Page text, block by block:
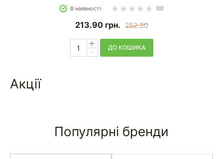
В наявності (0)
213.90 грн. 252.30
ДО КОШИКА
Акції
Популярні бренди